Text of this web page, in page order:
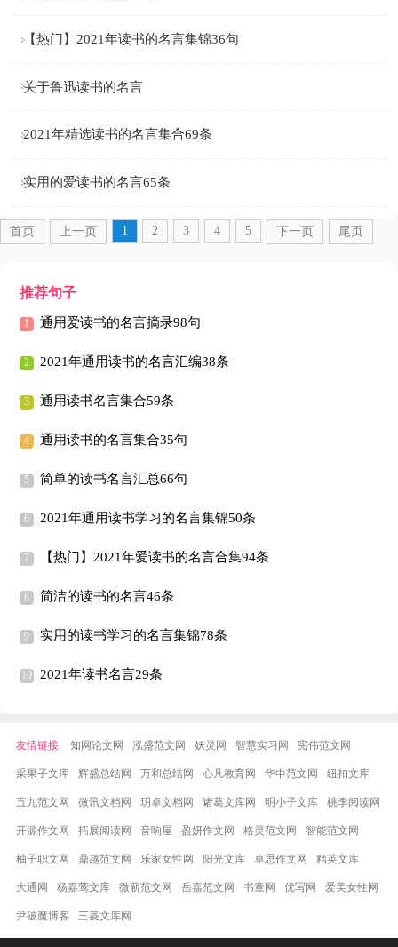
【热门】2021年读书的名言集锦36句
关于鲁迅读书的名言
2021年精选读书的名言集合69条
实用的爱读书的名言65条
首页 上一页 1 2 3 4 5 下一页 尾页
推荐句子
通用爱读书的名言摘录98句
2021年通用读书的名言汇编38条
通用读书名言集合59条
通用读书的名言集合35句
简单的读书名言汇总66句
2021年通用读书学习的名言集锦50条
【热门】2021年爱读书的名言合集94条
简洁的读书的名言46条
实用的读书学习的名言集锦78条
2021年读书名言29条
友情链接: 知网论文网 泓盛范文网 妖灵网 智慧实习网 宪伟范文网
采果子文库 辉盛总结网 万和总结网 心凡教育网 华中范文网 纽扣文库
五九范文网 微讯文档网 玥卓文档网 诸葛文库网 明小子文库 桃李阅读网
开源作文网 拓展阅读网 音响屋 盈妍作文网 格灵范文网 智能范文网
柚子职文网 鼎越范文网 乐家女性网 阳光文库 卓思作文网 精英文库
大通网 杨嘉莺文库 微蕲范文网 岳嘉范文网 书童网 优写网 爱美女性网
尹破魔博客 三菱文库网